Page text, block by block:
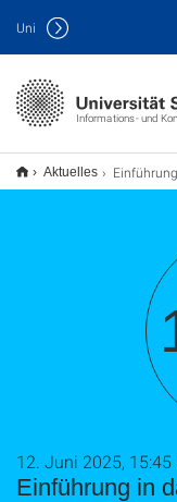
Informations- und
Uni
Aktuelles Einführung in das Textsatzsystem
Einführung in
12. Juni 2025, 15:45